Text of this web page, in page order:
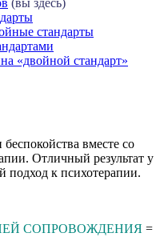
(вы здесь)
стандарты
«двойной стандарт»
вместе со
Отличный результат у
к психотерапии.
СОПРОВОЖДЕНИЯ =